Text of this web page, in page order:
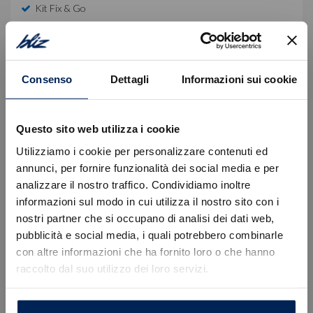
Consenso Dettagli Informazioni sui cookie
Questo sito web utilizza i cookie
Utilizziamo i cookie per personalizzare contenuti ed
annunci, per fornire funzionalità dei social media e per
analizzare il nostro traffico. Condividiamo inoltre
informazioni sul modo in cui utilizza il nostro sito con i
nostri partner che si occupano di analisi dei dati web,
pubblicità e social media, i quali potrebbero combinarle
con altre informazioni che ha fornito loro o che hanno
raccolto dal suo utilizzo dei loro servizi.
Kit Fix & Go
Tetto Panoramico A Doppio Pannello
Equipaggiamento di serie
Descrizione
Auto nuova da immatricolare.
Offerta valida con immatricolazione entro il mese
corrente, escluse spese, kit di preparazione, IPT e
contributo ambientale PFU.
Per informazioni e preventivi personalizzati La
invitiamo a prendere appuntamento con un nostro
Errore
Caricamento veicoli non riuscito